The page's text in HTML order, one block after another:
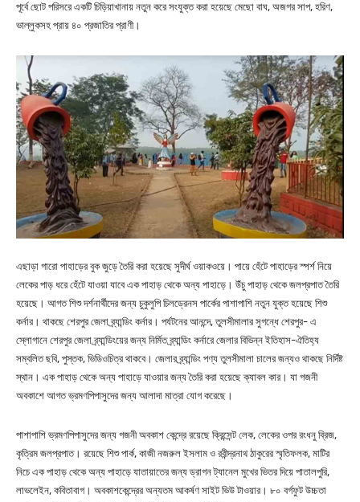
পূর্বে ছোট পরিসরে একটি চিড়িয়াখানায় নতুন করে সংযুক্ত করা হয়েছে মেছো বাঘ, অজগর সাপ, হরিণ,
ভাল্লুকসহ প্রায় ৪০ প্রজাতির প্রাণী।
এছাড়া গারো পাহাড়ের বুক জুড়ে তৈরি করা হয়েছে সুদীর্ঘ ওয়াকওয়ে। পায়ে হেঁটে পাহাড়ের স্পর্শ নিয়ে
লেকের পাড় ধরে হেঁটে যাওয়া যাবে এক পাহাড় থেকে অন্য পাহাড়ে। উঁচু পাহাড় থেকে জলপ্রপাত তৈরি
হয়েছে। আগত শিশু দর্শনার্থীদের জন্য চুকুলুপি চিলড্রেনস পার্কের পাশাপাশি নতুন যুক্ত হয়েছে শিশু
কর্নার। থাকছে শেরপুর জেলা ব্র্যান্ডিং কর্নার। পর্যটনের আনন্দে, তুলসীমালার সুগন্ধে শেরপুর- এ
স্লোগানে শেরপুর জেলা ব্র্যান্ডিংয়ের জন্য নির্মিত ব্র্যান্ডিং কর্নারে জেলার বিভিন্ন ইতিহাস-ঐতিহ্য
সম্বলিত ছবি, পুস্তক, ভিডিওচিত্র থাকবে। জেলার ব্র্যান্ডিং পণ্য তুলসীমালা চালের জন্যও থাকছে নির্দিষ্ট
স্থান। এক পাহাড় থেকে অন্য পাহাড়ে যাওয়ার জন্য তৈরি করা হয়েছে ক্যাবল কার। যা গজনী
অবকাশে আগত ভ্রমণপিপাসুদের জন্য আলাদা মাত্রা যোগ করেছে।
পাশাপাশি ভ্রমণপিপাসুদের জন্য গজনী অবকাশ কেন্দ্রে রয়েছে ক্রিন্সেন্ট লেক, লেকের ওপর রংধনু ব্রিজ,
কৃত্রিম জলপ্রপাত। রয়েছে শিশু পার্ক, কাজী নজরুল ইসলাম ও রবীন্দ্রনাথ ঠাকুরের স্মৃতিফলক, মাটির
নিচে এক পাহাড় থেকে অন্য পাহাড়ে যাতায়াতের জন্য ড্রাগন ট্যানেল মুখের ভিতর দিয়ে পাতালপুরি,
লাভলেইন, কবিতাবাগ। অবকাশকেন্দ্রের অন্যতম আকর্ষণ সাইট ভিউ টাওয়ার। ৮০ বর্গফুট উচ্চতা